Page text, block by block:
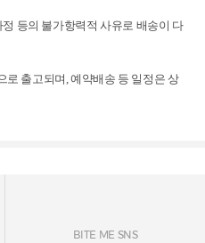
등의 불가항력적 사유로 배송이 다
출고되며, 예약배송 등 일정은 상
BITE ME SNS